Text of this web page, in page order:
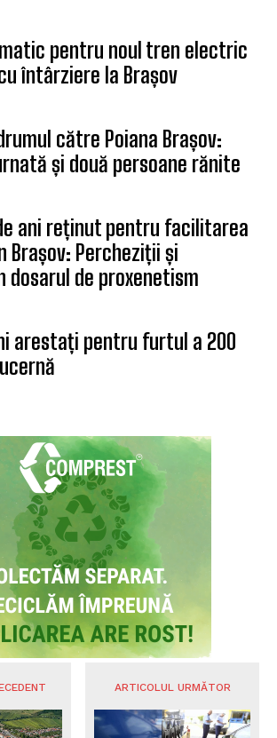
pentru noul tren electric
întârziere la Brașov
către Poiana Brașov:
și două persoane rănite
ani reținut pentru facilitarea
Percheziții și
dosarul de proxenetism
arestați pentru furtul a 200
ARTICOLUL URMĂTOR